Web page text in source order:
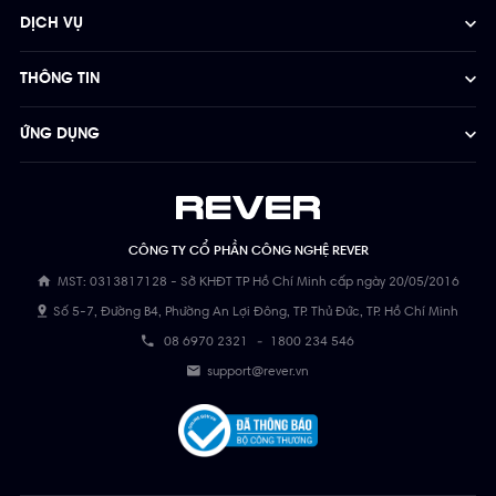
CÔNG TY CỔ PHẦN CÔNG NGHỆ REVER
MST: 0313817128 - Sở KHĐT TP Hồ Chí Minh cấp ngày 20/05/2016
Số 5-7, Đường B4, Phường An Lợi Đông, TP. Thủ Đức, TP. Hồ Chí Minh
08 6970 2321 - 1800 234 546
support@rever.vn
DỊCH VỤ
THÔNG TIN
ỨNG DỤNG